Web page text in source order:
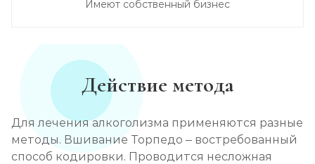
Лечение плазмаферезом
от 5 000 ₽
Кодирование от алкоголизма
Имеют собственный бизнес
Действие метода
Для лечения алкоголизма применяются разные
методы. Вшивание Торпедо – востребованный
способ кодировки. Проводится несложная